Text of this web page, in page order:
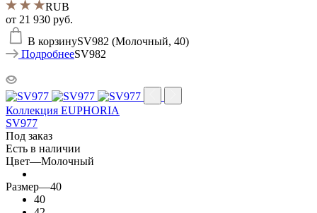
RUB
от 21 930 руб.
В корзинуSV982 (Молочный, 40)
ПодробнееSV982
Коллекция EUPHORIA
SV977
Под заказ
Есть в наличии
Цвет—Молочный
Размер—40
40